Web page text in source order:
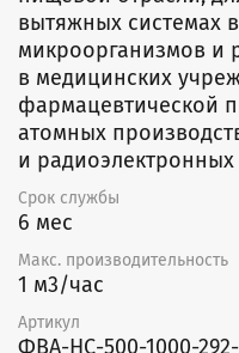
вытяжных системах
микроорганизмов и
в медицинских
фармацевтической
атомных
и
Срок службы
6 мес
Макс. производительность
1 м3/час
Артикул
ФВА-НС-500-1000-